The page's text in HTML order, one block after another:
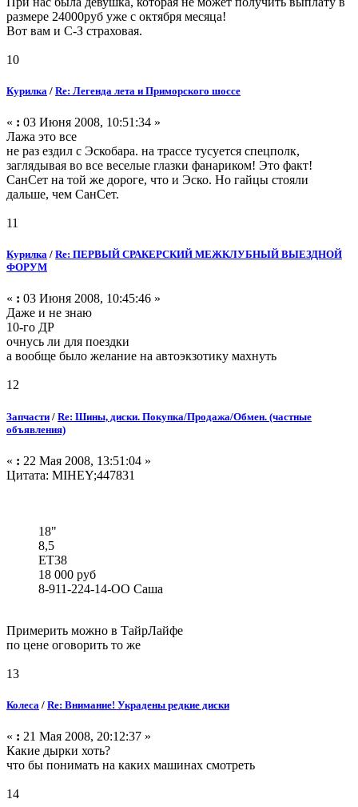
размере 24000руб уже с октября месяца!
Вот вам и С-З страховая.
10
Курилка / Re: Легенда лета и Приморского шоссе
« : 03 Июня 2008, 10:51:34 »
Лажа это все
не раз ездил с Эскобара. на трассе тусуется спецполк,
заглядывая во все веселые глазки фанариком! Это факт!
СанСет на той же дороге, что и Эско. Но гайцы стояли
дальше, чем СанСет.
11
Курилка / Re: ПЕРВЫЙ СРАКЕРСКИЙ МЕЖКЛУБНЫЙ ВЫЕЗДНОЙ
ФОРУМ
« : 03 Июня 2008, 10:45:46 »
Даже и не знаю
10-го ДР
очнусь ли для поездки
а вообще было желание на автоэкзотику махнуть
12
Запчасти / Re: Шины, диски. Покупка/Продажа/Обмен. (частные
объявления)
« : 22 Мая 2008, 13:51:04 »
Цитата: MIHEY;447831
18"
8,5
ЕТ38
18 000 руб
8-911-224-14-ОО Саша
Примерить можно в ТайрЛайфе
по цене оговорить то же
13
Колеса / Re: Внимание! Украдены редкие диски
« : 21 Мая 2008, 20:12:37 »
Какие дырки хоть?
что бы понимать на каких машинах смотреть
14